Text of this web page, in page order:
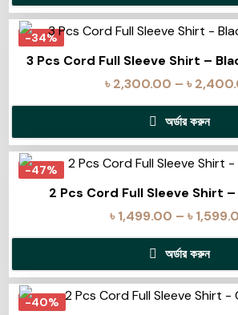
-34%
3 Pcs Cord Full Sleeve Shirt –
৳2,300.00 – ৳
অর্ডার করুন
-47%
2 Pcs Cord Full Sleeve Shirt
৳1,499.00 – ৳
অর্ডার করুন
-40%